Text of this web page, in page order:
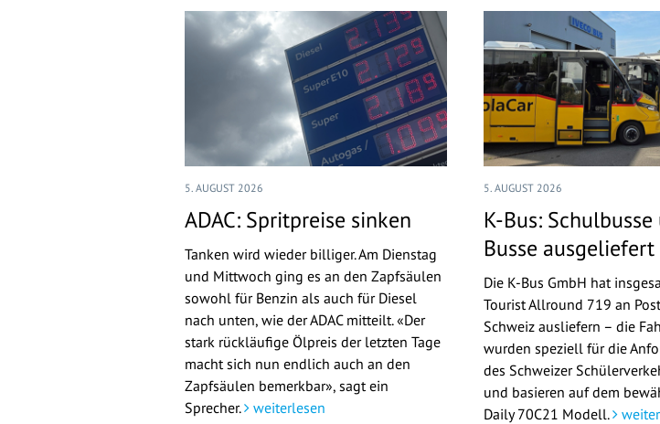
5. AUGUST 2026
ADAC: Spritpreise sinken
Tanken wird wieder billiger. Am Dienstag
und Mittwoch ging es an den Zapfsäulen
sowohl für Benzin als auch für Diesel
nach unten, wie der ADAC mitteilt. «Der
stark rückläufige Ölpreis der letzten Tage
macht sich nun endlich auch an den
Zapfsäulen bemerkbar», sagt ein
Sprecher.
weiterlesen
5. AUGUST 2026
K-Bus:
Busse ausgeliefert
Die K-Bus GmbH hat
Tourist Allround 719 an
Schweiz ausliefern – die
wurden speziell für die
des Schweizer
und basieren auf dem
Daily 70C21 Modell.